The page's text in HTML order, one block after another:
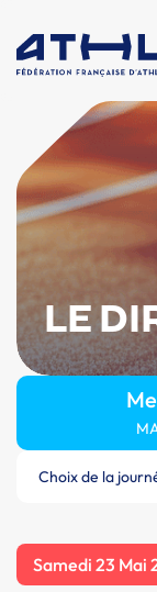
LE
Choix de la
Samedi 23 Mai